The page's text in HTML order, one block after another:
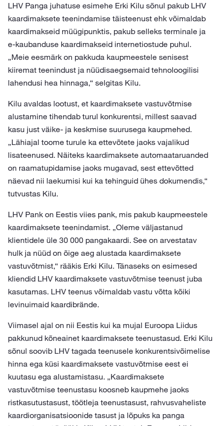
LHV Panga juhatuse esimehe Erki Kilu sõnul pakub LHV
kaardimaksete teenindamise täisteenust ehk võimaldab
kaardimakseid müügipunktis, pakub selleks terminale ja
e-kaubanduse kaardimakseid internetiostude puhul.
„Meie eesmärk on pakkuda kaupmeestele senisest
kiiremat teenindust ja nüüdisaegsemaid tehnoloogilisi
lahendusi hea hinnaga,“ selgitas Kilu.
Kilu avaldas lootust, et kaardimaksete vastuvõtmise
alustamine tihendab turul konkurentsi, millest saavad
kasu just väike- ja keskmise suurusega kaupmehed.
„Lähiajal toome turule ka ettevõtete jaoks vajalikud
lisateenused. Näiteks kaardimaksete automaataruanded
on raamatupidamise jaoks mugavad, sest ettevõtted
näevad nii laekumisi kui ka tehinguid ühes dokumendis,“
tutvustas Kilu.
LHV Pank on Eestis viies pank, mis pakub kaupmeestele
kaardimaksete teenindamist. „Oleme väljastanud
klientidele üle 30 000 pangakaardi. See on arvestatav
hulk ja nüüd on õige aeg alustada kaardimaksete
vastuvõtmist,“ rääkis Erki Kilu. Tänaseks on esimesed
kliendid LHV kaardimaksete vastuvõtmise teenust juba
kasutamas. LHV teenus võimaldab vastu võtta kõiki
levinuimaid kaardibrände.
Viimasel ajal on nii Eestis kui ka mujal Euroopa Liidus
pakkunud kõneainet kaardimaksete teenustasud. Erki Kilu
sõnul soovib LHV tagada teenusele konkurentsivõimelise
hinna ega küsi kaardimaksete vastuvõtmise eest ei
kuutasu ega alustamistasu. „Kaardimaksete
vastuvõtmise teenustasu koosneb kaupmehe jaoks
ristkasutustasust, töötleja teenustasust, rahvusvaheliste
kaardiorganisatsioonide tasust ja lõpuks ka panga